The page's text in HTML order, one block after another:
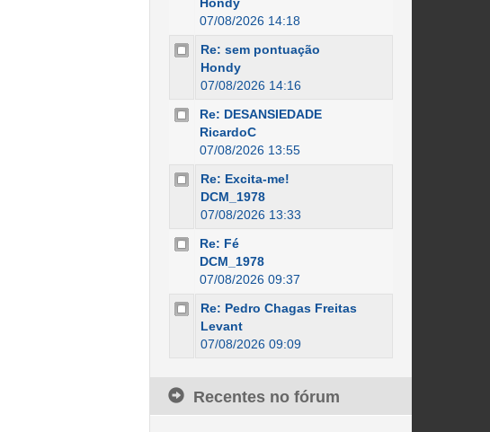
07/08/2026 14:18
Re: sem pontuação
Hondy
07/08/2026 14:16
Re: DESANSIEDADE
RicardoC
07/08/2026 13:55
Re: Excita-me!
DCM_1978
07/08/2026 13:33
Re: Fé
DCM_1978
07/08/2026 09:37
Re: Pedro Chagas Freitas
Levant
07/08/2026 09:09
Recentes no fórum